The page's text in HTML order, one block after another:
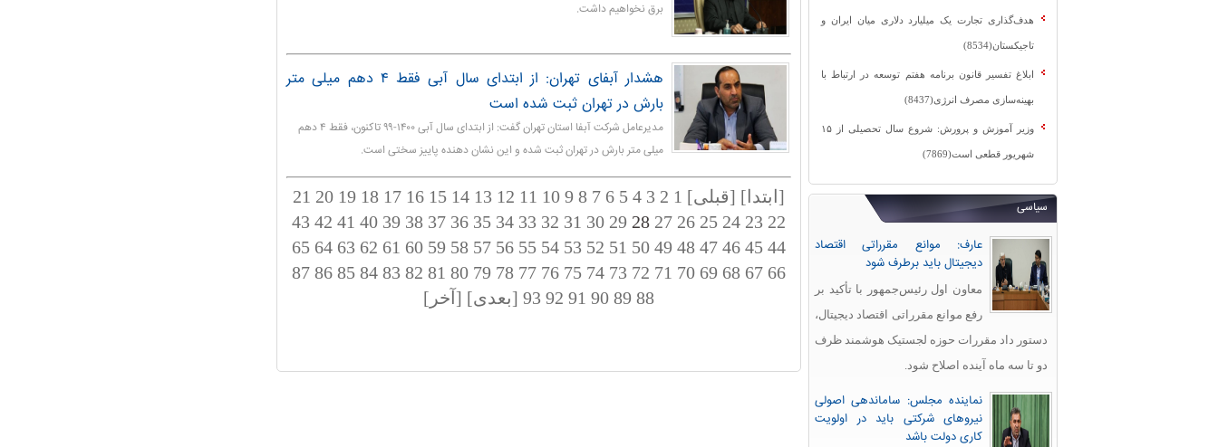
هدف‌گذاری تجارت یک میلیارد دلاری میان ایران و
تاجیکستان(8534)
ابلاغ تفسیر قانون برنامه هفتم توسعه در ارتباط با
بهینه‌سازی مصرف انرژی(8437)
وزیر آموزش و پرورش: شروع سال تحصیلی از ۱۵
شهریور قطعی است(7869)
سیاسی
عارف: موانع مقرراتی اقتصاد
دیجیتال باید برطرف شود
معاون اول رئیس‌جمهور با تأکید بر
رفع موانع مقرراتی اقتصاد دیجیتال،
دستور داد مقررات حوزه لجستیک هوشمند ظرف
دو تا سه ماه آینده اصلاح شود.
نماینده مجلس: ساماندهی اصولی
نیروهای شرکتی باید در اولویت
کاری دولت باشد
برق نخواهیم داشت.
هشدار آبفای تهران: از ابتدای سال آبی فقط ۴ دهم میلی متر
بارش در تهران ثبت شده است
مدیرعامل شرکت آبفا استان تهران گفت: از ابتدای سال آبی ۱۴۰۰-۹۹ تاکنون، فقط ۴ دهم
میلی متر بارش در تهران ثبت شده و این نشان دهنده پاییز سختی است.
[ابتدا] [قبلی] 1
2
3
4
5
6
7
8
9
10
11
12
13
14
15
16
17
18
19
20
21
22
23
24
25
26
27
29
30
31
32
33
34
35
36
37
38
39
40
41
42
43
44
45
46
47
48
49
50
51
52
53
54
55
56
57
58
59
60
61
62
63
64
65
66
67
68
69
70
71
72
73
74
75
76
77
78
79
80
81
82
83
84
85
86
87
88
89
90
91
92
93 [بعدی] [آخر]